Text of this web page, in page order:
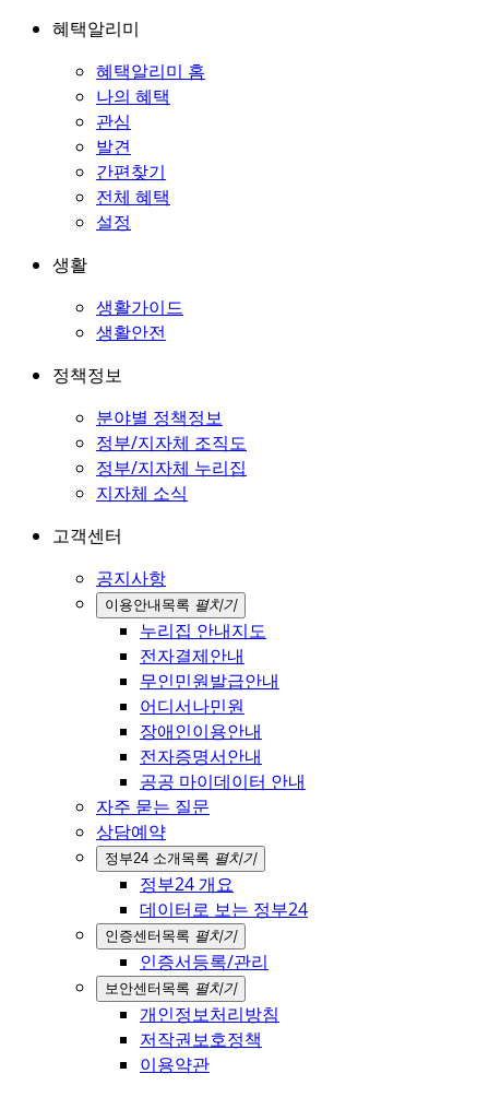
혜택알리미
혜택알리미 홈
나의 혜택
관심
발견
간편찾기
전체 혜택
설정
생활
생활가이드
생활안전
정책정보
분야별 정책정보
정부/지자체 조직도
정부/지자체 누리집
지자체 소식
고객센터
공지사항
이용안내 목록 펼치기
누리집 안내지도
전자결제안내
무인민원발급안내
어디서나민원
장애인이용안내
전자증명서안내
공공 마이데이터 안내
자주 묻는 질문
상담예약
정부24 소개 목록 펼치기
정부24 개요
데이터로 보는 정부24
인증센터 목록 펼치기
인증서등록/관리
보안센터 목록 펼치기
개인정보처리방침
저작권보호정책
이용약관